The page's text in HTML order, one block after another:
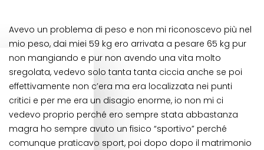
Avevo un problema di peso e non mi riconoscevo più nel
mio peso, dai miei 59 kg ero arrivata a pesare 65 kg pur
non mangiando e pur non avendo una vita molto
sregolata, vedevo solo tanta tanta ciccia anche se poi
effettivamente non c’era ma era localizzata nei punti
critici e per me era un disagio enorme, io non mi ci
vedevo proprio perché ero sempre stata abbastanza
magra ho sempre avuto un fisico “sportivo” perché
comunque praticavo sport, poi dopo dopo il matrimonio